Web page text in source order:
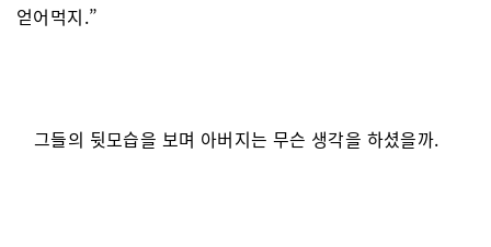
얻어먹지.”
그들의 뒷모습을 보며 아버지는 무슨 생각을 하셨을까.